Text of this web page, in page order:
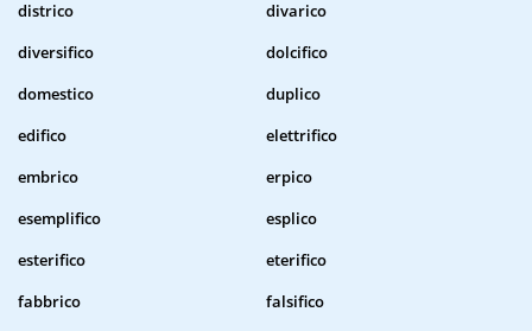
districo
divarico
diversifico
dolcifico
domestico
duplico
edifico
elettrifico
embrico
erpico
esemplifico
esplico
esterifico
eterifico
fabbrico
falsifico